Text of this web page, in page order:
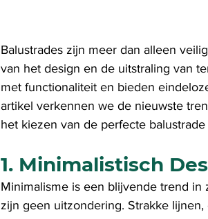
Balustrades zijn meer dan alleen
van het design en de uitstraling van
met functionaliteit en bieden
artikel verkennen we de nieuwste
het kiezen van de perfecte
1. Minimalistisch
Minimalisme is een blijvende trend
zijn geen uitzondering. Strakke